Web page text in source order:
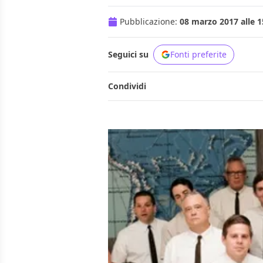
Pubblicazione: 08 marzo 2017 alle
Seguici su Fonti preferite
Condividi